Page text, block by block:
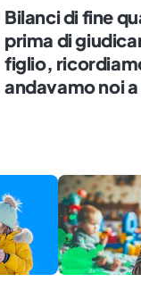
Bilanci di fine
prima di
figlio,
andavamo noi